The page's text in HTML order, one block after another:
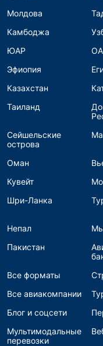
Молдова
Камбоджа
ЮАР
Эфиопия
Казахстан
Таиланд
Сейшельские
острова
Оман
Кувейт
Шри-Ланка
Непал
Пакистан
Все форматы
Все авиакомпании
Блог и соцсети
Мультимодальные
перевозки